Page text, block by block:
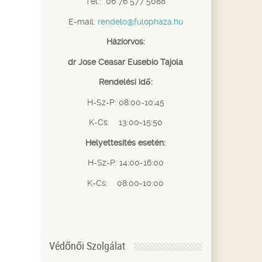
E-mail: rendelo@fulophaza.hu
Háziorvos:
dr Jose Ceasar Eusebio Tajola
Rendelési idő:
H-Sz-P: 08:00-10:45
K-Cs: 13:00-15:50
Helyettesítés esetén:
H-Sz-P: 14:00-16:00
K-Cs: 08:00-10:00
Védőnői Szolgálat